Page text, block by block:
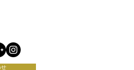
せ